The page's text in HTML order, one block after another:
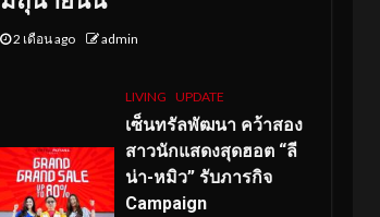
2 เดือน ago admin
LIVING UPDATE
เซ็นทรัลพัฒนา คว้าสอง
สาวนักแสดงสุดฮอต “ลี
น่า-หมิว” รับภารกิจ
Campaign